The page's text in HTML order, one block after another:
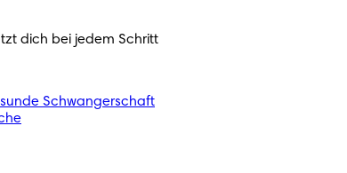
dich bei jedem Schritt
Schwangerschaft